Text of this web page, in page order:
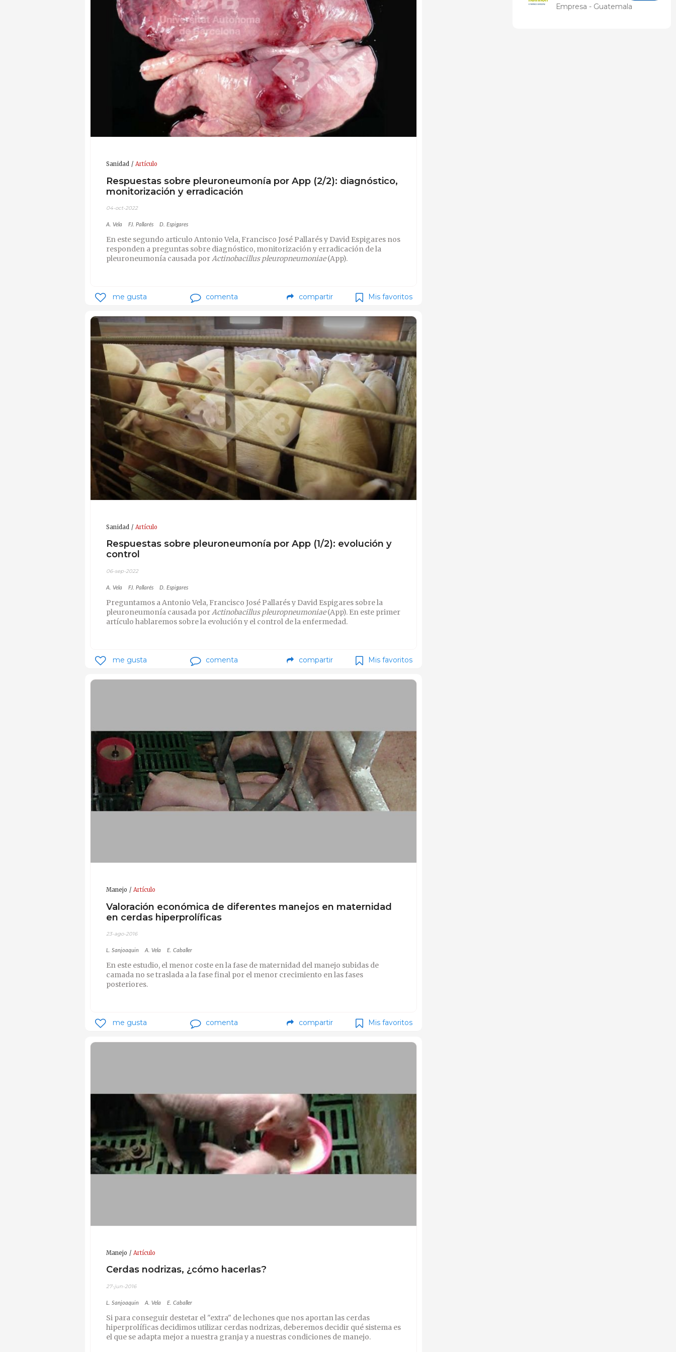
Sanidad Artículo
Respuestas sobre pleuroneumonía por App (2/2): diagnóstico,
monitorización y erradicación
04-oct-2022
A. Vela FJ. Pallarés D. Espigares
En este segundo articulo Antonio Vela, Francisco José Pallarés y David Espigares nos
responden a preguntas sobre diagnóstico, monitorización y erradicación de la
pleuroneumonía causada porActinobacillus pleuropneumoniae(App).
me gusta comenta compartir Mis favoritos
Sanidad Artículo
Respuestas sobre pleuroneumonía por App (1/2): evolución y
control
06-sep-2022
A. Vela FJ. Pallarés D. Espigares
Preguntamos a Antonio Vela, Francisco José Pallarés y David Espigares sobre la
pleuroneumonía causada porActinobacillus pleuropneumoniae(App). En este primer
artículo hablaremos sobre la evolución y el control de la enfermedad.
me gusta comenta compartir Mis favoritos
Manejo Artículo
Valoración económica de diferentes manejos en maternidad
en cerdas hiperprolíficas
23-ago-2016
L. Sanjoaquin A. Vela E. Caballer
En este estudio, el menor coste en la fase de maternidad del manejo subidas de
camada no se traslada a la fase final por el menor crecimiento en las fases
posteriores.
me gusta comenta compartir Mis favoritos
Manejo Artículo
Cerdas nodrizas, ¿cómo hacerlas?
27-jun-2016
L. Sanjoaquin A. Vela E. Caballer
Si para conseguir destetar el "extra" de lechones que nos aportan las cerdas
hiperprolíficas decidimos utilizar cerdas nodrizas, deberemos decidir qué sistema es
el que se adapta mejor a nuestra granja y a nuestras condiciones de manejo.
Nutrition
Empresa - Guatemala